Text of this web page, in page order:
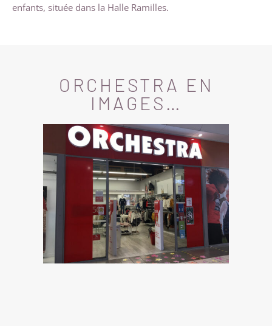
enfants, située dans la Halle Ramilles.
ORCHESTRA EN
IMAGES…